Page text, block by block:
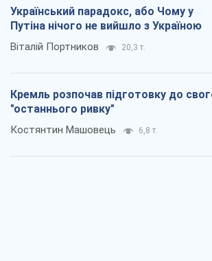
Український парадокс, або Чому у
Путіна нічого не вийшло з Україною
Віталій Портников 20,3 т.
Кремль розпочав підготовку до
"останнього ривку"
Костянтин Машовець 6,8 т.